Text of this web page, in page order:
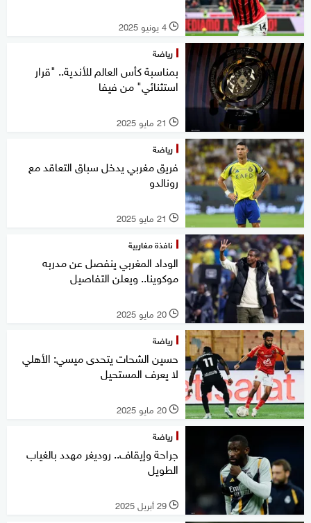
l 4 يونيو 2025
رياضة
بمناسبة كأس العالم للأندية.. "قرار
استثنائي" من فيفا
l 21 مايو 2025
رياضة
فريق مغربي يدخل سباق التعاقد مع
رونالدو
l 21 مايو 2025
نافذة مغاربية
الوداد المغربي ينفصل عن مدربه
موكوينا.. ويعلن التفاصيل
l 20 مايو 2025
رياضة
حسين الشحات يتحدى ميسي: الأهلي
لا يعرف المستحيل
l 20 مايو 2025
رياضة
جراحة وإيقاف.. روديغر مهدد بالغياب
الطويل
l 29 أبريل 2025